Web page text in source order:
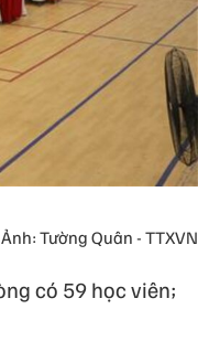
Ảnh: Tường Quân - TTXVN
có 59 học viên;